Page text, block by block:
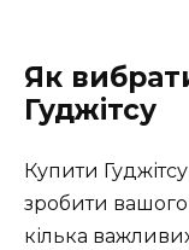
Як
Гуджітсу
Купити
зробити
кілька